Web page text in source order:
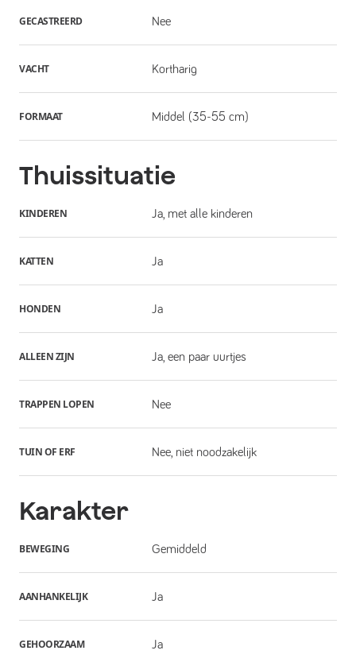
GECASTREERD Nee
VACHT Kortharig
FORMAAT Middel (35-55 cm)
Thuissituatie
KINDEREN Ja, met alle kinderen
KATTEN Ja
HONDEN Ja
ALLEEN ZIJN Ja, een paar uurtjes
TRAPPEN LOPEN Nee
TUIN OF ERF Nee, niet noodzakelijk
Karakter
BEWEGING Gemiddeld
AANHANKELIJK Ja
GEHOORZAAM Ja